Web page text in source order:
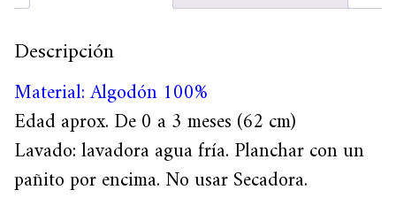
Descripción
Material: Algodón 100%
Edad aprox. De 0 a 3 meses (62 cm)
Lavado: lavadora agua fría. Planchar con un
pañito por encima. No usar Secadora.